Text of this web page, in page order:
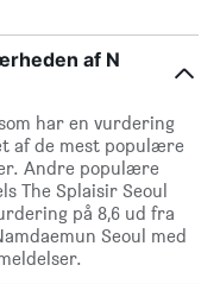
af N
som har en vurdering
af de mest populære
Andre populære
The Splaisir Seoul
på 8,6 ud fra
Seoul med